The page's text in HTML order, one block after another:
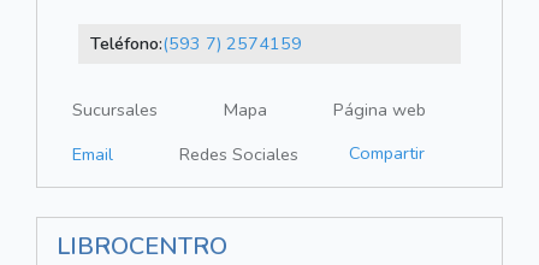
Teléfono:(593 7) 2574159
Sucursales Mapa
Página web
Email
Redes Sociales Compartir
LIBROCENTRO